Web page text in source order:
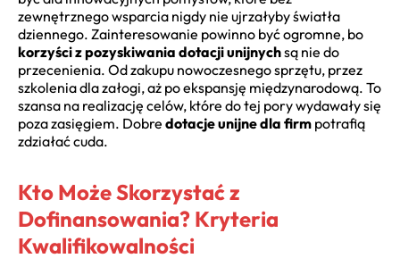
zewnętrznego wsparcia nigdy nie ujrzałyby światła
dziennego. Zainteresowanie powinno być ogromne, bo
korzyści z pozyskiwania dotacji unijnychsą nie do
przecenienia. Od zakupu nowoczesnego sprzętu, przez
szkolenia dla załogi, aż po ekspansję międzynarodową. To
szansa na realizację celów, które do tej pory wydawały się
poza zasięgiem. Dobre dotacje unijne dla firm potrafią
zdziałać cuda.
Kto Może Skorzystać z
Dofinansowania? Kryteria
Kwalifikowalności